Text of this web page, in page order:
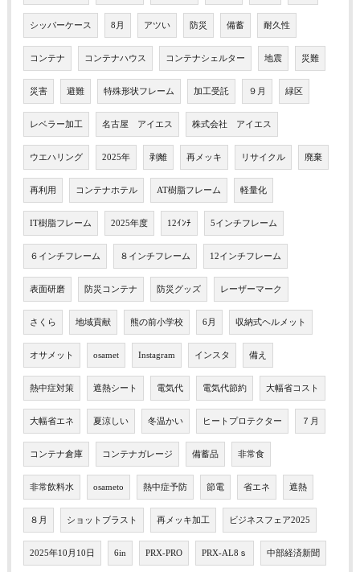
シッパーケース 8月 アツい 防災 備蓄 耐久性
コンテナ コンテナハウス コンテナシェルター 地震 災難
災害 避難 特殊形状フレーム 加工受託 ９月 緑区
レベラー加工 名古屋 アイエス 株式会社 アイエス
ウエハリング 2025年 剥離 再メッキ リサイクル 廃棄
再利用 コンテナホテル AT樹脂フレーム 軽量化
IT樹脂フレーム 2025年度 12ｲﾝﾁ 5インチフレーム
６インチフレーム ８インチフレーム 12インチフレーム
表面研磨 防災コンテナ 防災グッズ レーザーマーク
さくら 地域貢献 熊の前小学校 6月 収納式ヘルメット
オサメット osamet Instagram インスタ 備え
熱中症対策 遮熱シート 電気代 電気代節約 大幅省コスト
大幅省エネ 夏涼しい 冬温かい ヒートプロテクター ７月
コンテナ倉庫 コンテナガレージ 備蓄品 非常食
非常飲料水 osameto 熱中症予防 節電 省エネ 遮熱
８月 ショットブラスト 再メッキ加工 ビジネスフェア2025
2025年10月10日 6in PRX-PRO PRX-AL8ｓ 中部経済新聞